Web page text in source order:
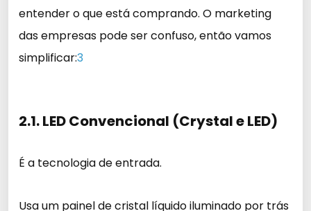
entender o que está comprando. O marketing
das empresas pode ser confuso, então vamos
simplificar:3
2.1. LED Convencional (Crystal e LED)
É a tecnologia de entrada.
Usa um painel de cristal líquido iluminado por trás